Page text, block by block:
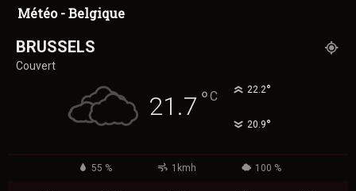
Météo - Belgique
BRUSSELS
Couvert
21.7 °C 22.2°
20.9°
55 % 1kmh 100 %